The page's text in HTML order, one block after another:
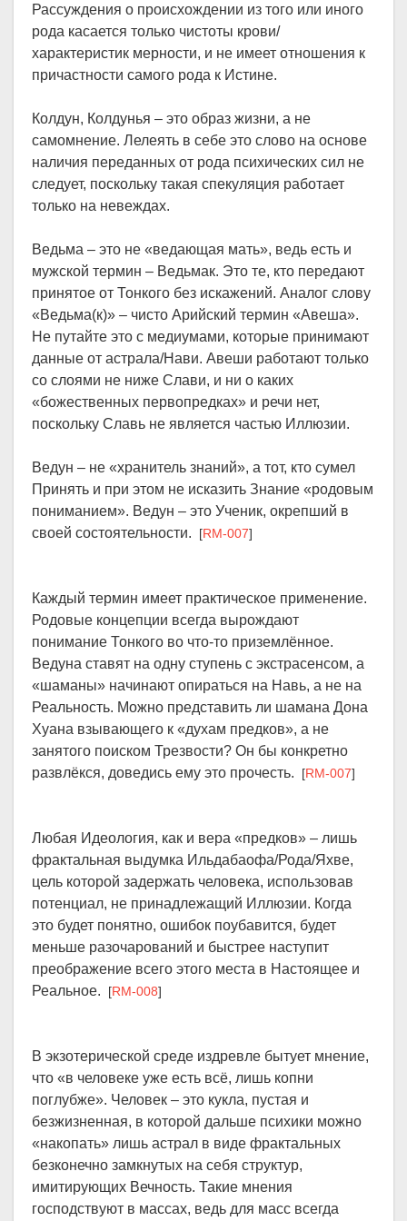
Рассуждения о происхождении из того или иного
рода касается только чистоты крови/
характеристик мерности, и не имеет отношения к
причастности самого рода к Истине.
Колдун, Колдунья – это образ жизни, а не
самомнение. Лелеять в себе это слово на основе
наличия переданных от рода психических сил не
следует, поскольку такая спекуляция работает
только на невеждах.
Ведьма – это не «ведающая мать», ведь есть и
мужской термин – Ведьмак. Это те, кто передают
принятое от Тонкого без искажений. Аналог слову
«Ведьма(к)» – чисто Арийский термин «Авеша».
Не путайте это с медиумами, которые принимают
данные от астрала/Нави. Авеши работают только
со слоями не ниже Слави, и ни о каких
«божественных первопредках» и речи нет,
поскольку Славь не является частью Иллюзии.
Ведун – не «хранитель знаний», а тот, кто сумел
Принять и при этом не исказить Знание «родовым
пониманием». Ведун – это Ученик, окрепший в
своей состоятельности. [RM-007]
Каждый термин имеет практическое применение.
Родовые концепции всегда вырождают
понимание Тонкого во что-то приземлённое.
Ведуна ставят на одну ступень с экстрасенсом, а
«шаманы» начинают опираться на Навь, а не на
Реальность. Можно представить ли шамана Дона
Хуана взывающего к «духам предков», а не
занятого поиском Трезвости? Он бы конкретно
развлёкся, доведись ему это прочесть. [RM-007]
Любая Идеология, как и вера «предков» – лишь
фрактальная выдумка Ильдабаофа/Рода/Яхве,
цель которой задержать человека, использовав
потенциал, не принадлежащий Иллюзии. Когда
это будет понятно, ошибок поубавится, будет
меньше разочарований и быстрее наступит
преображение всего этого места в Настоящее и
Реальное. [RM-008]
В экзотерической среде издревле бытует мнение,
что «в человеке уже есть всё, лишь копни
поглубже». Человек – это кукла, пустая и
безжизненная, в которой дальше психики можно
«накопать» лишь астрал в виде фрактальных
безконечно замкнутых на себя структур,
имитирующих Вечность. Такие мнения
господствуют в массах, ведь для масс всегда